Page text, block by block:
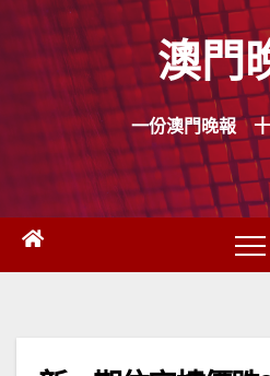
Skip
content
澳門
一份澳門晚報